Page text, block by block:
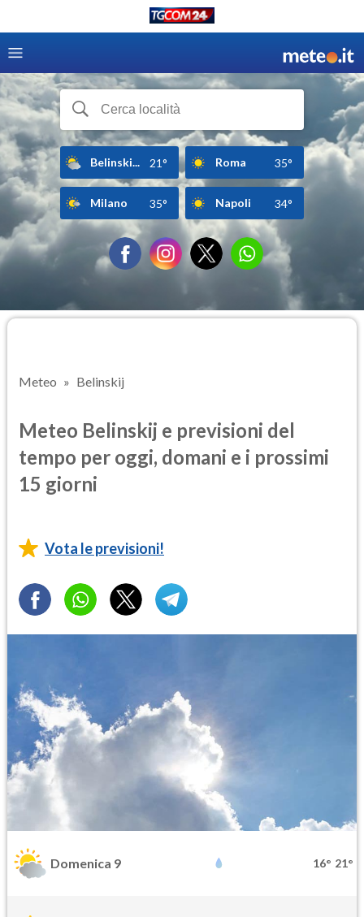
Belinski... 21° Roma 35°
Milano 35° Napoli 34°
Meteo Belinskij
Meteo Belinskij e previsioni del
tempo per oggi, domani e i prossimi
15 giorni
Vota le previsioni!
Domenica 9 16° 21°